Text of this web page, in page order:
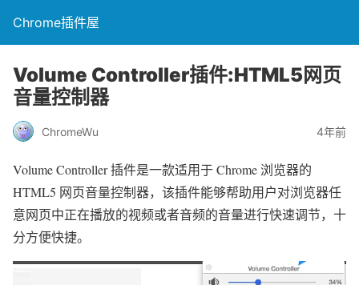
Chrome插件屋
Volume Controller插件:HTML5网页
音量控制器
ChromeWu 4年前
Volume Controller 插件是一款适用于 Chrome 浏览器的
HTML5 网页音量控制器，该插件能够帮助用户对浏览器任
意网页中正在播放的视频或者音频的音量进行快速调节，十
分方便快捷。